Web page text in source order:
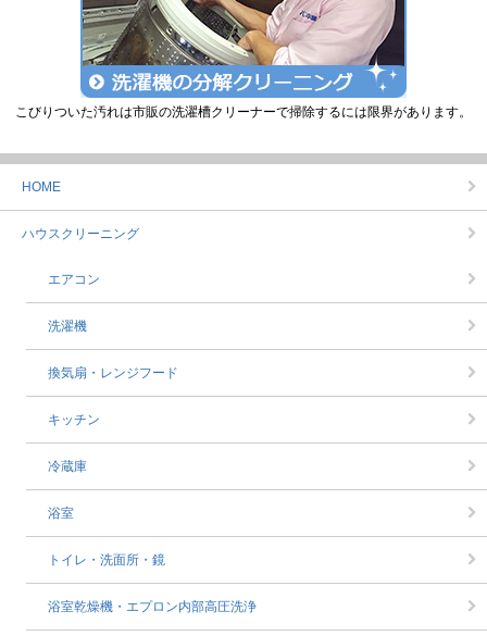
こびりついた汚れは市販の洗濯槽クリーナーで掃除するには限界があります。
HOME
ハウスクリーニング
エアコン
洗濯機
換気扇・レンジフード
キッチン
冷蔵庫
浴室
トイレ・洗面所・鏡
浴室乾燥機・エプロン内部高圧洗浄